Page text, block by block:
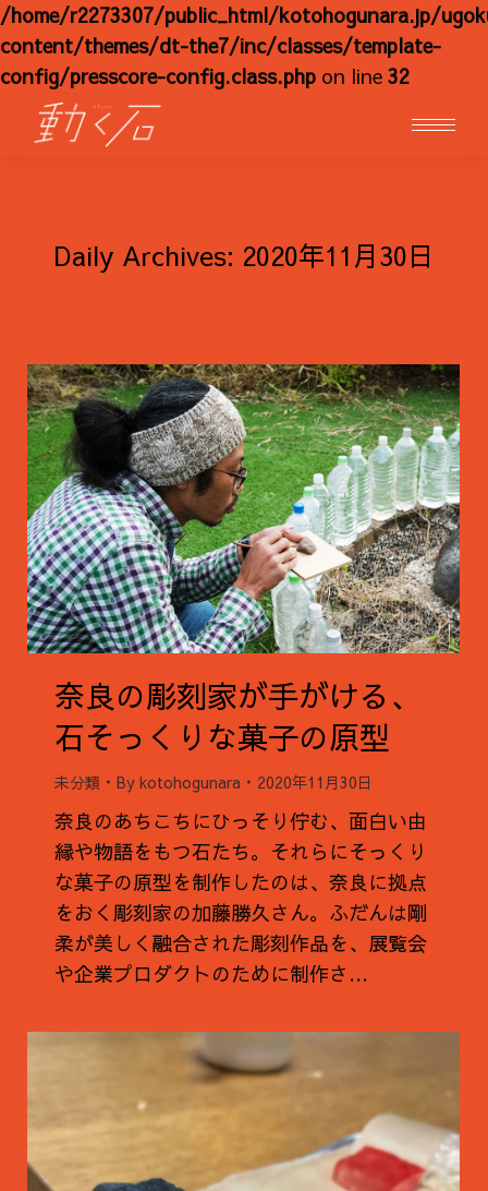
/home/r2273307/public_html/kotohogunara.jp/
content/themes/dt-the7/inc/classes/template-
config/presscore-config.class.php on line 32
Daily Archives: 2020年11月30日
奈良の彫刻家が手がける、
石そっくりな菓子の原型
未分類 By kotohogunara 2020年11月30日
奈良のあちこちにひっそり佇む、面白い由
縁や物語をもつ石たち。それらにそっくり
な菓子の原型を制作したのは、奈良に拠点
をおく彫刻家の加藤勝久さん。ふだんは剛
柔が美しく融合された彫刻作品を、展覧会
や企業プロダクトのために制作さ…